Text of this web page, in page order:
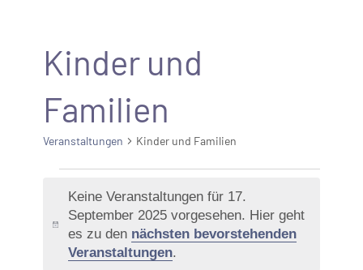
Kinder und
Familien
Veranstaltungen Kinder und Familien
Veranstaltungen
für
Hinweis
Keine Veranstaltungen für 17.
September 2025 vorgesehen. Hier geht
es zu den nächsten bevorstehenden
Veranstaltungen.